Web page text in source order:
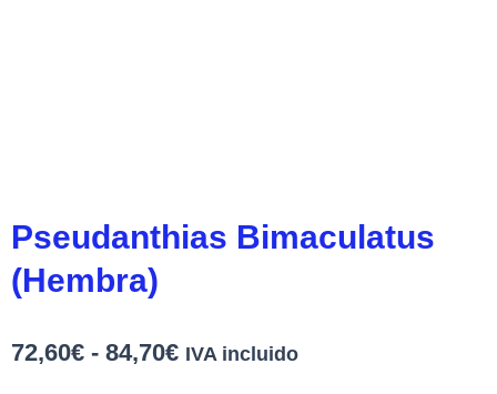
Pseudanthias Bimaculatus
(Hembra)
72,60€ - 84,70€Rango
IVA incluido